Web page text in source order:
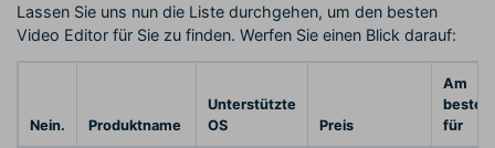
Lassen Sie uns nun die Liste durchgehen, um den besten
Video Editor für Sie zu finden. Werfen Sie einen Blick darauf:
Nein. Produktname
Unterstützte
OS
Preis
Am
besten
für